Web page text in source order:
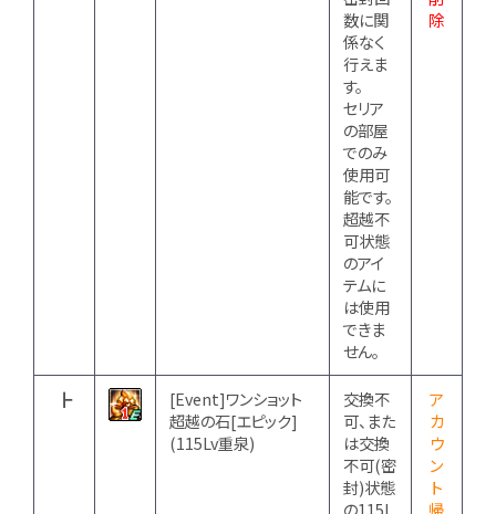
数に関
係なく
行えま
す。
セリア
の部屋
でのみ
使用可
能です。
超越不
可状態
のアイ
テムに
は使用
できま
せん。
除
┣
[Event]ワンショット
超越の石[エピック]
(115Lv重泉)
交換不
可、また
は交換
不可(密
封)状態
の115L
ア
カ
ウ
ン
ト
帰